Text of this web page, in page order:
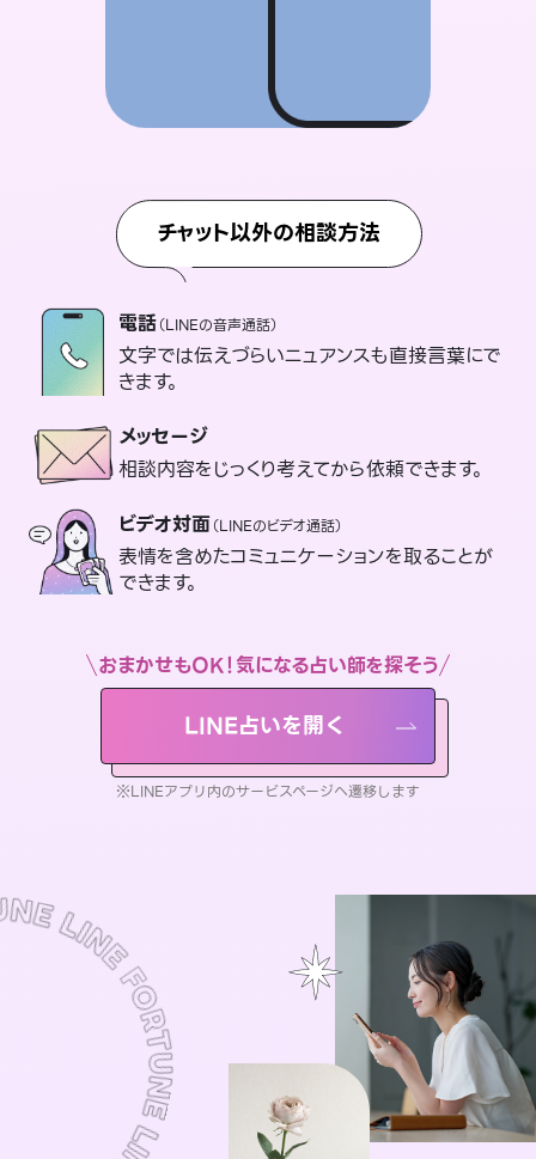
チャット以外の相談方法
電話（LINEの音声通話）
文字では伝えづらいニュアンスも直接言葉にで
きます。
メッセージ
相談内容をじっくり考えてから依頼できます。
ビデオ対面（LINEのビデオ通話）
表情を含めたコミュニケーションを取ることが
できます。
おまかせもOK！気になる占い師を探そう
LINE占いを開く
※LINEアプリ内のサービスページへ遷移します